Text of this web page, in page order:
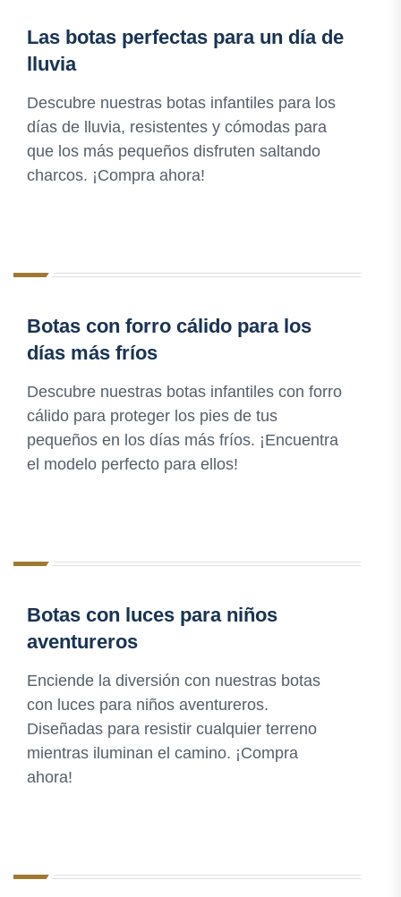
Las botas perfectas para un día de
lluvia
Descubre nuestras botas infantiles para los
días de lluvia, resistentes y cómodas para
que los más pequeños disfruten saltando
charcos. ¡Compra ahora!
Botas con forro cálido para los
días más fríos
Descubre nuestras botas infantiles con forro
cálido para proteger los pies de tus
pequeños en los días más fríos. ¡Encuentra
el modelo perfecto para ellos!
Botas con luces para niños
aventureros
Enciende la diversión con nuestras botas
con luces para niños aventureros.
Diseñadas para resistir cualquier terreno
mientras iluminan el camino. ¡Compra
ahora!